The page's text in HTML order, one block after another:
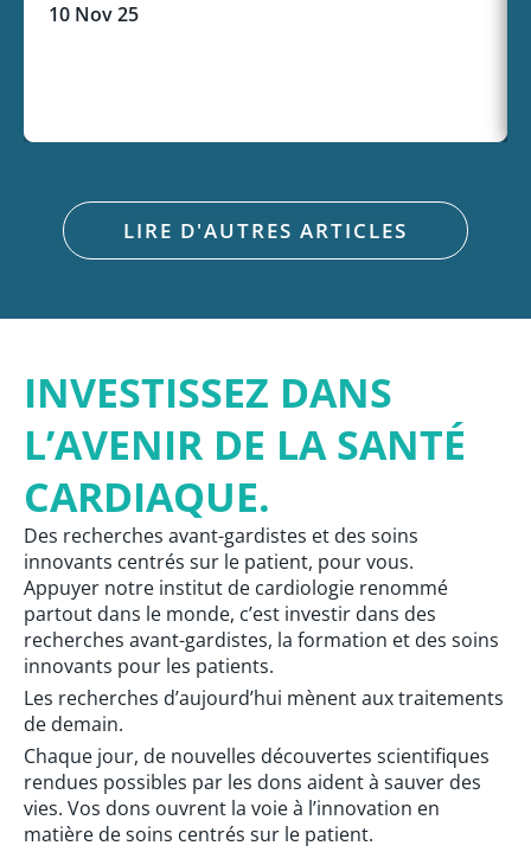
10 Nov 25
LIRE D'AUTRES ARTICLES
INVESTISSEZ DANS
L’AVENIRDE LA SANTÉ
CARDIAQUE.
Des recherches avant-gardistes et des soins
innovants centrés sur le patient, pour vous.
Appuyer notre institut de cardiologie renommé
partout dans le monde, c’est investir dans des
recherches avant-gardistes, la formation et des soins
innovants pour les patients.
Les recherches d’aujourd’hui mènent aux traitements
de demain.
Chaque jour, de nouvelles découvertes scientifiques
rendues possibles par les dons aident à sauver des
vies. Vos dons ouvrent la voie à l’innovation en
matière de soins centrés sur le patient.